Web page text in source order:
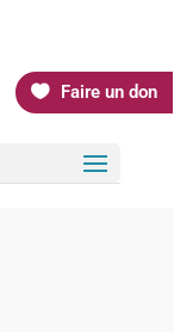
Faire un don